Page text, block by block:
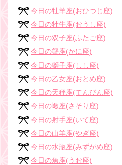
今日の牡羊座(おひつじ座)
今日の牡牛座(おうし座)
今日の双子座(ふたご座)
今日の蟹座(かに座)
今日の獅子座(しし座)
今日の乙女座(おとめ座)
今日の天秤座(てんびん座)
今日の蠍座(さそり座)
今日の射手座(いて座)
今日の山羊座(やぎ座)
今日の水瓶座(みずがめ座)
今日の魚座(うお座)